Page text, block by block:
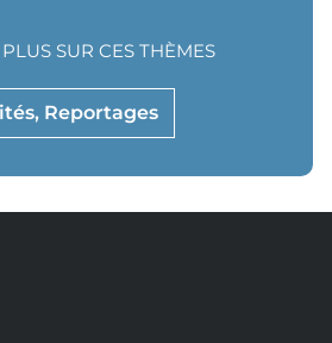
Reportages
SUR CES THÈMES